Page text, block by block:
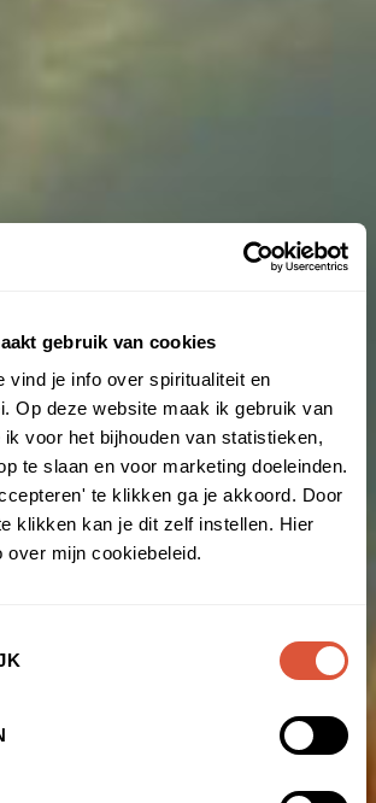
gebruik van cookies
vind je info over spiritualiteit en
Op deze website maak ik gebruik van
voor het bijhouden van statistieken,
te slaan en voor marketing doeleinden.
te klikken ga je akkoord. Door
klikken kan je dit zelf instellen. Hier
over mijn cookiebeleid.